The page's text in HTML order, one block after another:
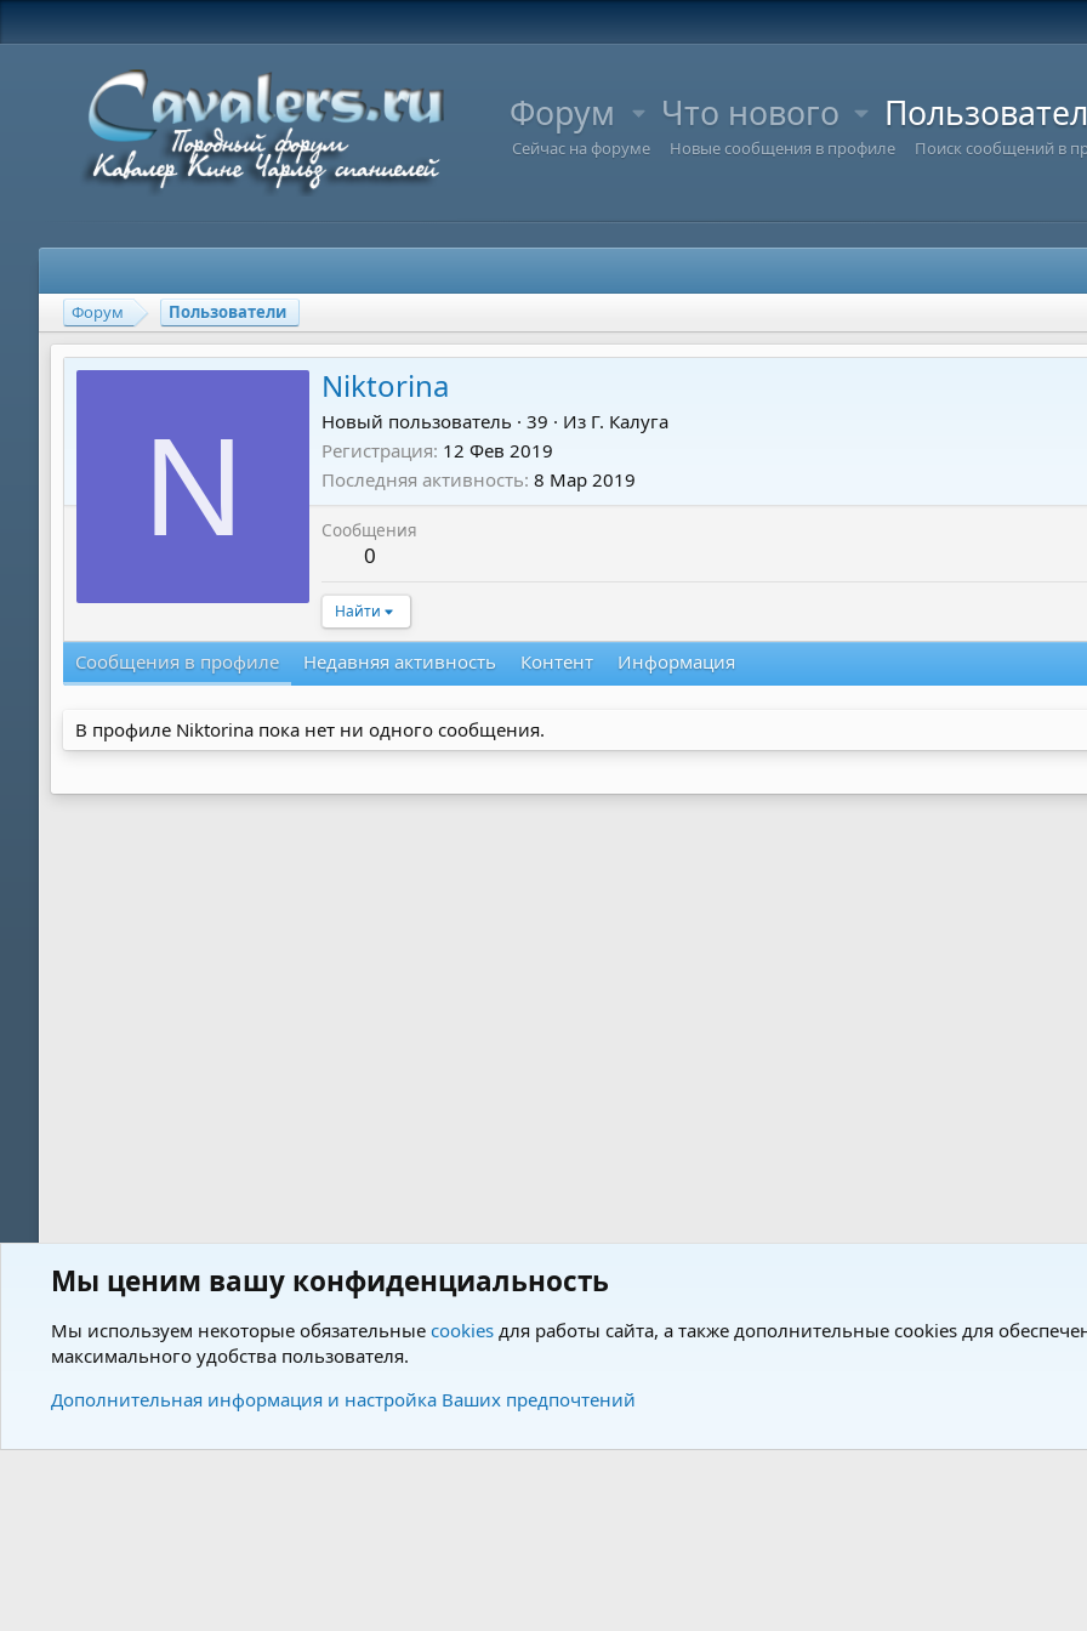
Форум Что нового
Сейчас на форуме Новые сообщения в профиле Поиск сообщений в
Форум Пользователи
N
Niktorina
Новый пользователь · 39 · Из Г. Калуга
Регистрация 12 Фев 2019
Последняя активность 8 Мар 2019
Сообщения
0
Найти
Сообщения в профиле Недавняя активность Контент Информация
В профиле Niktorina пока нет ни одного сообщения.
Мы ценим вашу конфиденциальность
Мы используем некоторые обязательные cookies для работы сайта, а также дополнительные cookies для
максимального удобства пользователя.
Дополнительная информация и настройка Ваших предпочтений